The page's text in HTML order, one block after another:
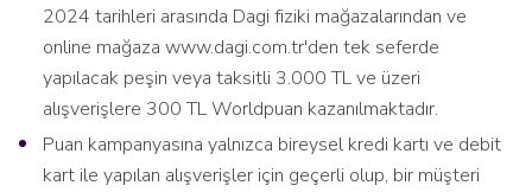
2024 tarihleri arasında Dagi fiziki mağazalarından ve
online mağaza www.dagi.com.tr'den tek seferde
yapılacak peşin veya taksitli 3.000 TL ve üzeri
alışverişlere 300 TL Worldpuan kazanılmaktadır.
Puan kampanyasına yalnızca bireysel kredi kartı ve debit
kart ile yapılan alışverişler için geçerli olup, bir müşteri